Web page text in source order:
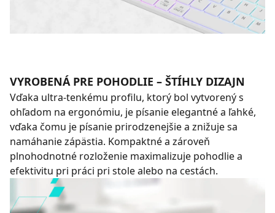
VYROBENÁ PRE POHODLIE – ŠTÍHLY DIZAJN
Vďaka ultra-tenkému profilu, ktorý bol vytvorený s
ohľadom na ergonómiu, je písanie elegantné a ľahké,
vďaka čomu je písanie prirodzenejšie a znižuje sa
namáhanie zápästia. Kompaktné a zároveň
plnohodnotné rozloženie maximalizuje pohodlie a
efektivitu pri práci pri stole alebo na cestách.